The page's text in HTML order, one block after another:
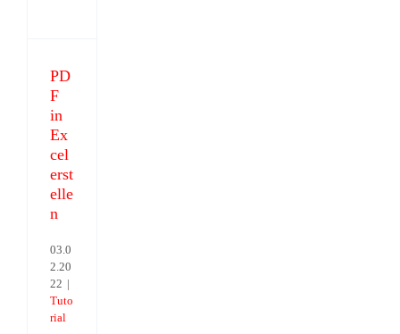
PD
F
in
Ex
cel
erst
elle
n
03.0
2.20
22 |
Tuto
rial